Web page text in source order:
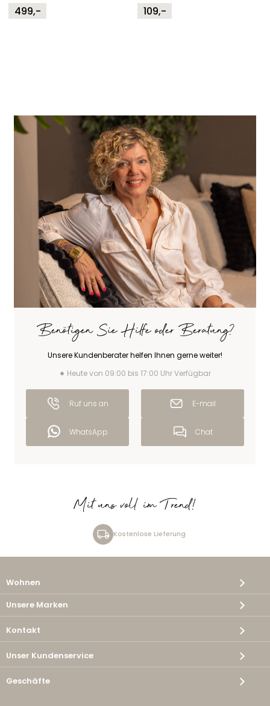
499,- 109,-
Benötigen Sie Hilfe oder Beratung?
Unsere Kundenberater helfen Ihnen gerne weiter!
Heute von 09:00 bis 17:00 Uhr Verfügbar
Ruf uns an E-mail
WhatsApp Chat
Mit uns voll im Trend!
Kostenlose Lieferung
Wohnen
Unsere Marken
Kontakt
Unser Kundenservice
Geschäfte